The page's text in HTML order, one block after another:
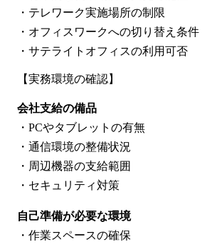
・テレワーク実施場所の制限
・オフィスワークへの切り替え条件
・サテライトオフィスの利用可否
【実務環境の確認】
会社支給の備品
・PCやタブレットの有無
・通信環境の整備状況
・周辺機器の支給範囲
・セキュリティ対策
自己準備が必要な環境
・作業スペースの確保